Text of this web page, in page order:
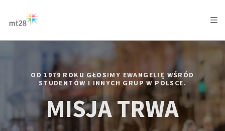
AFRICA
AMERICA / CARIBBEAN
OCEANIA
OD 1979 ROKU GŁOSIMY EWANGELIĘ WŚRÓD
STUDENTÓW I INNYCH GRUP W POLSCE.
MISJA TRWA